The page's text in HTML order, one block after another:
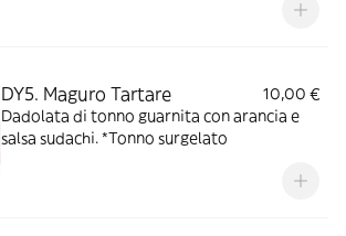
DY5. Maguro Tartare
10,00 €
Dadolata di tonno guarnita con arancia e
salsa sudachi. *Tonno surgelato